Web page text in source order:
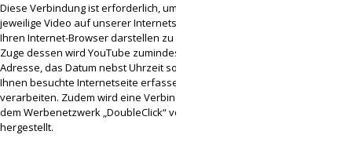
Diese Verbindung ist erforderlich, um das
jeweilige Video auf unserer Internetseite über
Ihren Internet-Browser darstellen zu können. Im
Zuge dessen wird YouTube zumindest Ihre IP-
Adresse, das Datum nebst Uhrzeit sowie die von
Ihnen besuchte Internetseite erfassen und
verarbeiten. Zudem wird eine Verbindung zu
dem Werbenetzwerk „DoubleClick“ von Google
hergestellt.